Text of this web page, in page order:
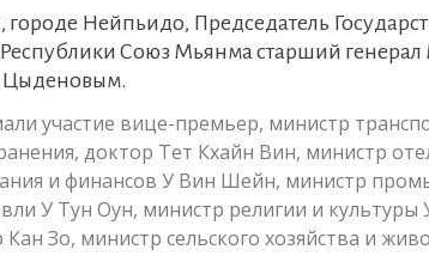
Нейпьидо, Председатель
Союз Мьянма старший генерал
Цыденовым.
участие вице-премьер, министр
доктор Тет Кхайн Вин, министр
и финансов У Вин Шейн, министр
У Тун Оун, министр религии и
Зо, министр сельского хозяйства и